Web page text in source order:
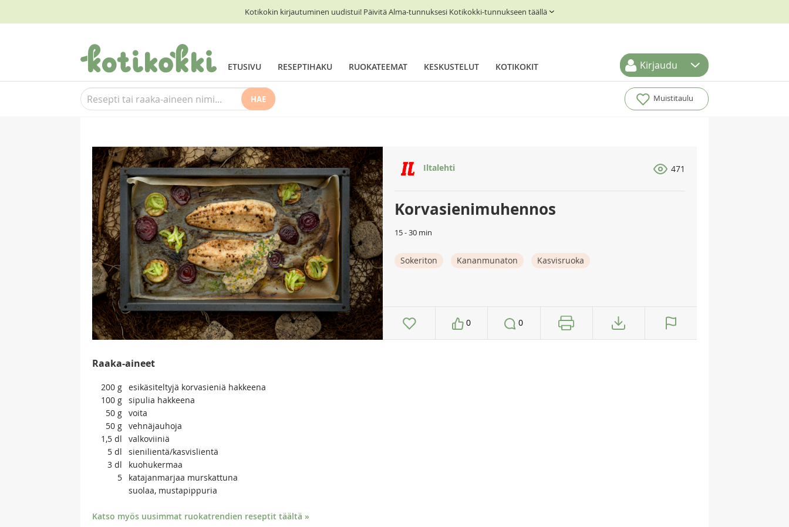
Kotikokin kirjautuminen uudistui! Päivitä Alma-tunnuksesi Kotikokki-tunnukseen täällä
ETUSIVU RESEPTIHAKU RUOKATEEMAT KESKUSTELUT KOTIKOKIT Kirjaudu
HAE Muistitaulu
Iltalehti 471
Korvasienimuhennos
15 - 30 min
Sokeriton Kananmunaton Kasvisruoka
0 0
Raaka-aineet
200 g esikäsiteltyjä korvasieniä hakkeena
100 g sipulia hakkeena
50 g voita
50 g vehnäjauhoja
1,5 dl
valkoviiniä
5 dl
sienilientä/kasvislientä
3 dl
kuohukermaa
5
katajanmarjaa murskattuna
suolaa, mustapippuria
Katso myös uusimmat ruokatrendien reseptit täältä »